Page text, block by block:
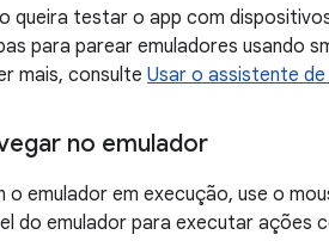
queira testar o app com
para parear emuladores usando
mais, consulte Usar o assistente
no emulador
o emulador em execução, use o
do emulador para executar ações